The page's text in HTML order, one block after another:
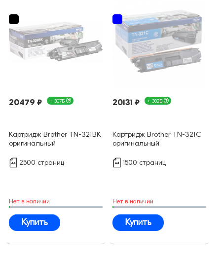
20479 ₽ + 307Б
Картридж Brother TN-321BK
оригинальный
2500 страниц
Нет в наличии
Купить
20131 ₽ + 302Б
Картридж Brother TN-321C
оригинальный
1500 страниц
Нет в наличии
Купить